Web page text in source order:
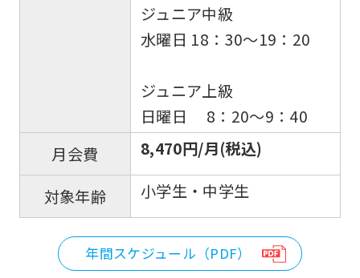
ジュニア中級
水曜日 18：30～19：20
ジュニア上級
日曜日 8：20～9：40
月会費
8,470円/月(税込)
対象年齢 小学生・中学生
年間スケジュール（PDF）